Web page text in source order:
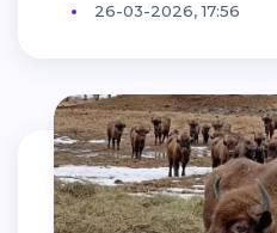
26-03-2026, 17:56